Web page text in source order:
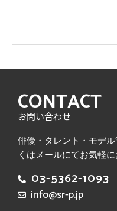
CONTACT
お問い合わせ
俳優・タレント・モデル
くはメールにてお気軽
03-5362-1093
info@sr-p.jp